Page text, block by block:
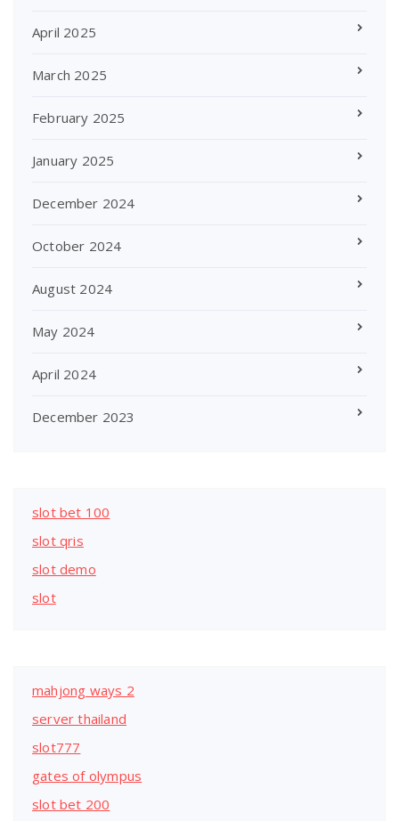
April 2025
March 2025
February 2025
January 2025
December 2024
October 2024
August 2024
May 2024
April 2024
December 2023
slot bet 100
slot qris
slot demo
slot
mahjong ways 2
server thailand
slot777
gates of olympus
slot bet 200